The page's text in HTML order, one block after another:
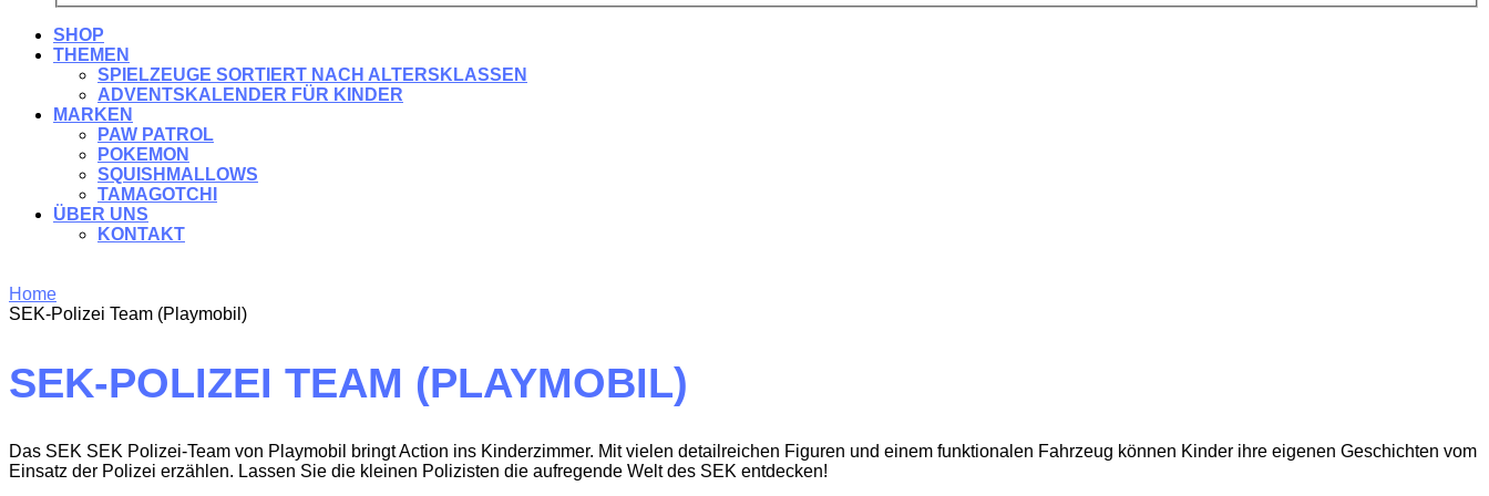
SHOP
THEMEN
SPIELZEUGE SORTIERT NACH ALTERSKLASSEN
ADVENTSKALENDER FÜR KINDER
MARKEN
PAW PATROL
POKEMON
SQUISHMALLOWS
TAMAGOTCHI
ÜBER UNS
KONTAKT
Home
SEK-Polizei Team (Playmobil)
SEK-POLIZEI TEAM (PLAYMOBIL)
Das SEK SEK Polizei-Team von Playmobil bringt Action ins Kinderzimmer. Mit vielen detailreichen Figuren und einem funktionalen Fahrzeug können Kinder ihre eigenen Geschichten vom
Einsatz der Polizei erzählen. Lassen Sie die kleinen Polizisten die aufregende Welt des SEK entdecken!